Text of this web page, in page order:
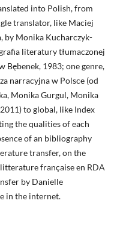
into Polish, from
translator, like Maciej
by Monika Kucharczyk-
literatury tłumaczonej
Bębenek, 1983; one genre,
narracyjna w Polsce (od
Monika Gurgul, Monika
to global, like Index
the qualities of each
of an bibliography
transfer, on the
française en RDA
by Danielle
in the internet.